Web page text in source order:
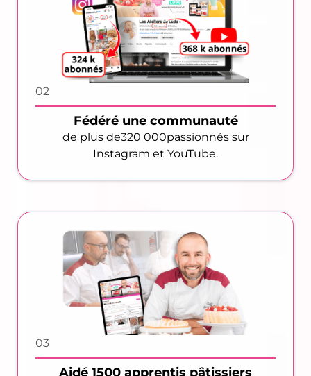
02
Fédéré une communauté
de plus de320 000passionnés sur
Instagram et YouTube.
03
Aidé 1500 apprentis pâtissiers